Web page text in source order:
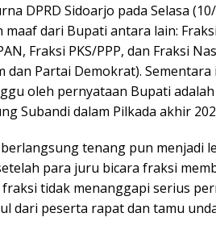
DPRD Sidoarjo pada Selasa
dari Bupati antara lain:
Fraksi PKS/PPP, dan Fraksi
Partai Demokrat). Sementara
oleh pernyataan Bupati
Subandi dalam Pilkada akhir
tenang pun menjadi
para juru bicara fraksi
tidak menanggapi serius
dari peserta rapat dan tamu